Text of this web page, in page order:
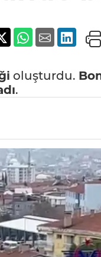
oluşturdu.
.